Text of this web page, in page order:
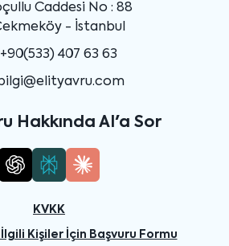
Caddesi No : 88
- İstanbul
+90(533) 407 63 63
bilgi@elityavru.com
Hakkında AI'a Sor
KVKK
Kişiler İçin Başvuru Formu